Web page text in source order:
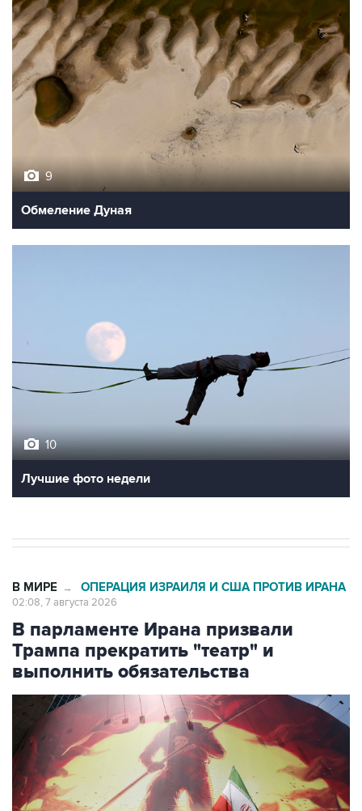
9
Обмеление Дуная
10
Лучшие фото недели
В МИРЕ → ОПЕРАЦИЯ ИЗРАИЛЯ И США ПРОТИВ ИРАНА
02:08, 7 августа 2026
В парламенте Ирана призвали
Трампа прекратить "театр" и
выполнить обязательства